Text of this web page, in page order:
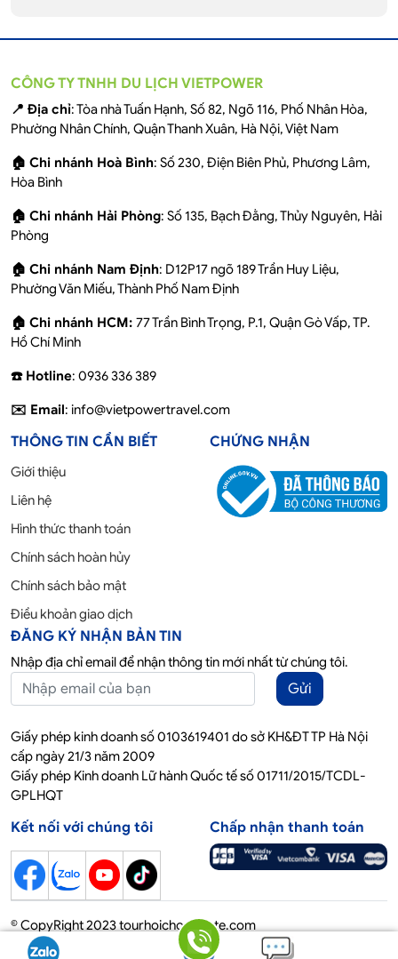
CÔNG TY TNHH DU LỊCH VIETPOWER
📍 Địa chỉ: Tòa nhà Tuấn Hạnh, Số 82, Ngõ 116, Phố Nhân Hòa,
Phường Nhân Chính, Quận Thanh Xuân, Hà Nội, Việt Nam
🏠 Chi nhánh Hoà Bình: Số 230, Điện Biên Phủ, Phương Lâm,
Hòa Bình
🏠 Chi nhánh Hải Phòng: Số 135, Bạch Đằng, Thủy Nguyên, Hải
Phòng
🏠 Chi nhánh Nam Định: D12P17 ngõ 189 Trần Huy Liệu,
Phường Văn Miếu, Thành Phố Nam Định
🏠 Chi nhánh HCM: 77 Trần Bình Trọng, P.1, Quận Gò Vấp, TP.
Hồ Chí Minh
☎️ Hotline: 0936 336 389
✉️ Email: info@vietpowertravel.com
THÔNG TIN CẦN BIẾT
Giới thiệu
Liên hệ
Hình thức thanh toán
Chính sách hoàn hủy
Chính sách bảo mật
Điều khoản giao dịch
CHỨNG NHẬN
ĐĂNG KÝ NHẬN BẢN TIN
Nhập địa chỉ email để nhận thông tin mới nhất từ chúng tôi.
Gửi
Giấy phép kinh doanh số 0103619401 do sở KH&ĐT TP Hà Nội
cấp ngày 21/3 năm 2009
Giấy phép Kinh doanh Lữ hành Quốc tế số 01711/2015/TCDL-
GPLHQT
Kết nối với chúng tôi Chấp nhận thanh toán
© CopyRight 2023 tourhoichoquocte.com